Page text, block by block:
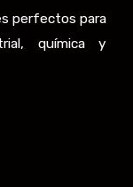
perfectos para
química y